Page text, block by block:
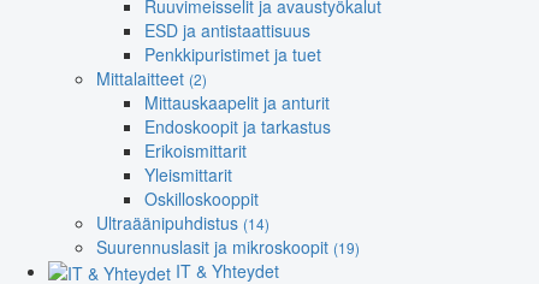
Ruuvimeisselit ja avaustyökalut
ESD ja antistaattisuus
Penkkipuristimet ja tuet
Mittalaitteet (2)
Mittauskaapelit ja anturit
Endoskoopit ja tarkastus
Erikoismittarit
Yleismittarit
Oskilloskooppit
Ultraäänipuhdistus (14)
Suurennuslasit ja mikroskoopit (19)
IT & Yhteydet